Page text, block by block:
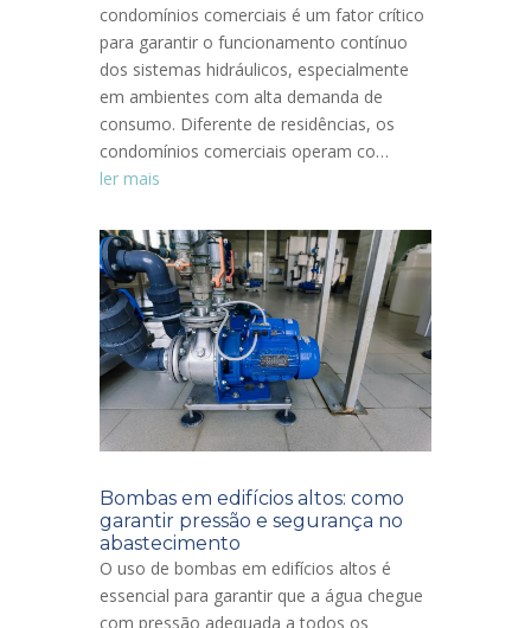
condomínios comerciais é um fator crítico
para garantir o funcionamento contínuo
dos sistemas hidráulicos, especialmente
em ambientes com alta demanda de
consumo. Diferente de residências, os
condomínios comerciais operam co…
ler mais
Bombas em edifícios altos: como
garantir pressão e segurança no
abastecimento
O uso de bombas em edifícios altos é
essencial para garantir que a água chegue
com pressão adequada a todos os